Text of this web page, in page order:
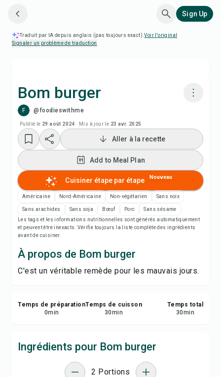
Sign Up
Traduit par IA depuis anglais (pas toujours exact).Voir l'original ·
Signaler un problème de traduction
Bom burger
F @foodieswithme
Publié le 29 août 2024 · Mis à jour le 23 avr. 2025
Add to Meal Plan
Add to Shopping List
Notes de recette
Imprimer la recette
Enregistrer
Partager
Signaler
Aller à la recette
Add to Meal Plan
Cuisiner étape par étape Nouveau
Américaine Nord-Américaine Non-végétarien Sans noix
Sans arachides Sans soja Bœuf Porc
Sans sésame
Les tags et les informations nutritionnelles sont générés automatiquement
et peuvent être inexacts. Vérifie toujours la liste complète des ingrédients
avant de cuisiner.
À propos de Bom burger
C'est un véritable remède pour les mauvais jours.
Temps de préparation
0min
Temps de cuisson
30min
Temps total
30min
Ingrédients pour Bom burger
2 Portions